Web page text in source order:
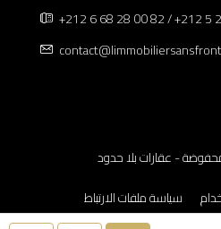
+212 6 68 28 00 82 / +212 5
- عقارات بلا حدود
سياسة ملفات الارتباط